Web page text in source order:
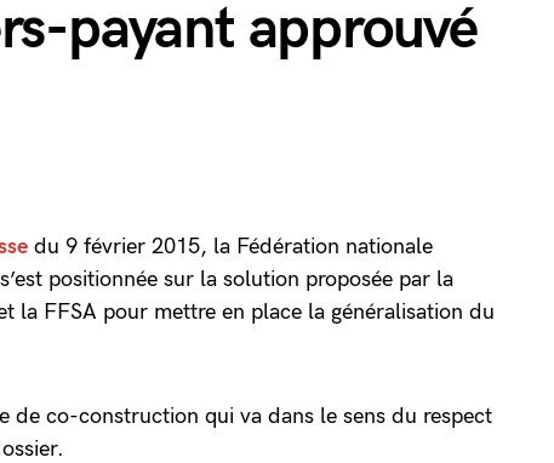
payant approuvé
du 9 février 2015, la Fédération nationale
positionnée sur la solution proposée par la
la FFSA pour mettre en place la généralisation du
de co-construction qui va dans le sens du respect